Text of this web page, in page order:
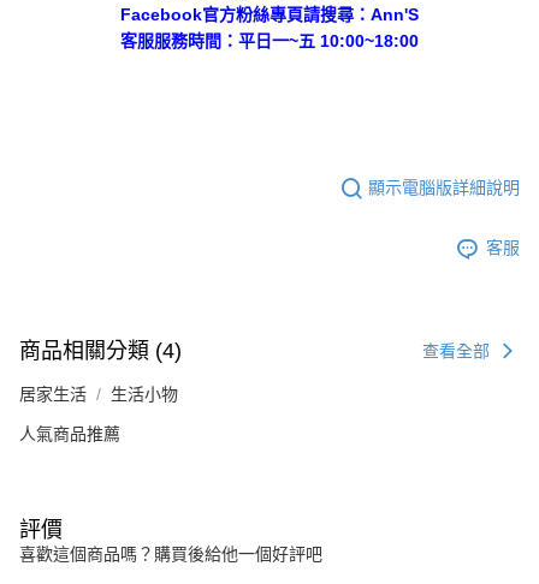
Facebook官方粉絲專頁請搜尋：Ann'S
客服服務時間：平日一~五 10:00~18:00
顯示電腦版詳細說明
客服
商品相關分類 (4) 查看全部
居家生活 生活小物
人氣商品推薦
評價
喜歡這個商品嗎？購買後給他一個好評吧